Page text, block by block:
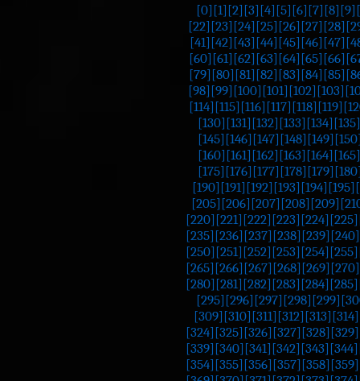
[0] [1] [2] [3] [4] [5] [6] [7] [8] [9]
[22] [23] [24] [25] [26] [27] [28]
[41] [42] [43] [44] [45] [46] [47]
[60] [61] [62] [63] [64] [65] [66]
[79] [80] [81] [82] [83] [84] [85]
[98] [99] [100] [101] [102] [103]
[114] [115] [116] [117] [118] [119]
[130] [131] [132] [133] [134] [135]
[145] [146] [147] [148] [149]
[160] [161] [162] [163] [164] [165]
[175] [176] [177] [178] [179]
[190] [191] [192] [193] [194] [195]
[205] [206] [207] [208] [209]
[220] [221] [222] [223] [224] [225]
[235] [236] [237] [238] [239] [240]
[250] [251] [252] [253] [254] [255]
[265] [266] [267] [268] [269] [270]
[280] [281] [282] [283] [284] [285]
[295] [296] [297] [298] [299]
[309] [310] [311] [312] [313] [314]
[324] [325] [326] [327] [328] [329]
[339] [340] [341] [342] [343] [344]
[354] [355] [356] [357] [358] [359]